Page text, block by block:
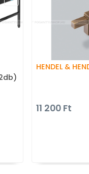
HENDEL &
11 200 Ft